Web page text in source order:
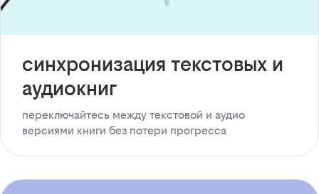
синхронизация текстовых и
аудиокниг
переключайтесь между текстовой и аудио
версиями книги без потери прогресса